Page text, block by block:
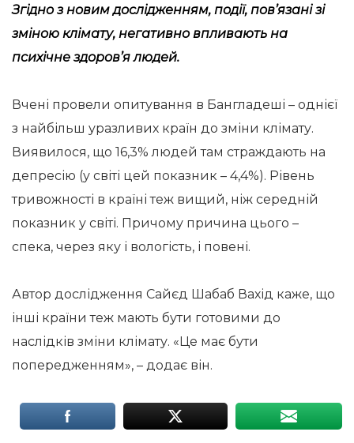
Згідно з новим дослідженням, події, пов’язані зі
зміною клімату, негативно впливають на
психічне здоров’я людей.
Вчені провели опитування в Бангладеші – однієї
з найбільш уразливих країн до зміни клімату.
Виявилося, що 16,3% людей там страждають на
депресію (у світі цей показник – 4,4%). Рівень
тривожності в країні теж вищий, ніж середній
показник у світі. Причому причина цього –
спека, через яку і вологість, і повені.
Автор дослідження Сайєд Шабаб Вахід каже, що
інші країни теж мають бути готовими до
наслідків зміни клімату. «Це має бути
попередженням», – додає він.